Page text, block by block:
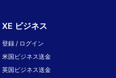
XE ビジネス
登録 / ログイン
米国ビジネス送金
英国ビジネス送金